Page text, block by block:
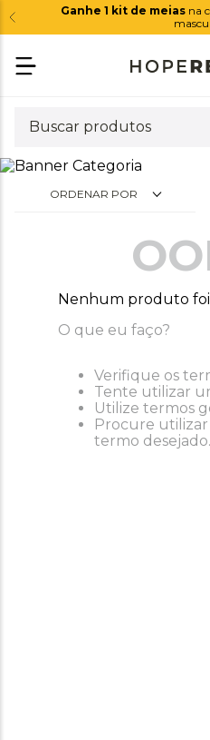
Ganhe 1 kit de meiasna
ORDENAR POR
Nenhum produto
O que eu faço?
Verifique os
Tente utilizar
Utilize termos
Procure utilizar
termo desejado.